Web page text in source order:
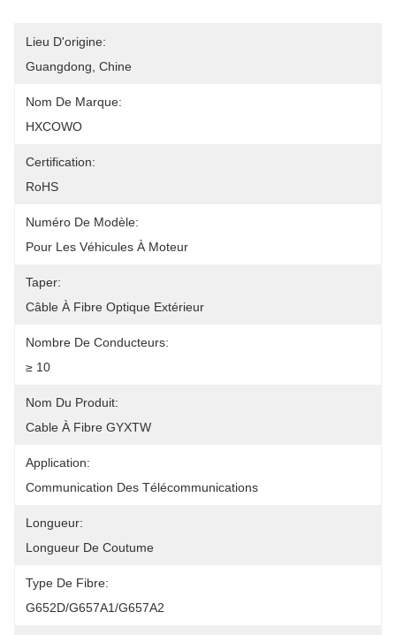
Lieu D'origine:
Guangdong, Chine
Nom De Marque:
HXCOWO
Certification:
RoHS
Numéro De Modèle:
Pour Les Véhicules À Moteur
Taper:
Câble À Fibre Optique Extérieur
Nombre De Conducteurs:
≥ 10
Nom Du Produit:
Cable À Fibre GYXTW
Application:
Communication Des Télécommunications
Longueur:
Longueur De Coutume
Type De Fibre:
G652D/G657A1/G657A2